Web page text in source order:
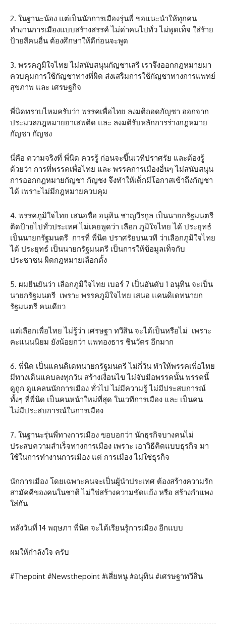
2. ในฐานะน้อง แต่เป็นนักการเมืองรุ่นพี่ ขอแนะนำให้ทุกคน
ทำงานการเมืองแบบสร้างสรรค์ ไม่ด่าคนไปทั่ว ไม่พูดเท็จ ใส่ร้าย
ป้ายสีคนอื่น ต้องศึกษาให้ดีก่อนจะพูด
3. พรรคภูมิใจไทย ไม่สนับสนุนกัญชาเสรี เราจึงออกกฎหมายมา
ควบคุมการใช้กัญชาทางที่ผิด ส่งเสริมการใช้กัญชาทางการแพทย์
สุขภาพ และ เศรษฐกิจ
พี่นิดทราบไหมครับว่า พรรคเพื่อไทย ลงมติถอดกัญชา ออกจาก
ประมวลกฎหมายยาเสพติด และ ลงมติรับหลักการร่างกฎหมาย
กัญชา กัญชง
นี่คือ ความจริงที่ พี่นิด ควรรู้ ก่อนจะขึ้นเวทีปราศรัย และต้องรู้
ด้วยว่า การที่พรรคเพื่อไทย และ พรรคการเมืองอื่นๆ ไม่สนับสนุน
การออกกฎหมายกัญชา กัญชง จึงทำให้เด็กมีโอกาสเข้าถึงกัญชา
ได้ เพราะไม่มีกฎหมายควบคุม
4. พรรคภูมิใจไทย เสนอชื่อ อนุทิน ชาญวีรกูล เป็นนายกรัฐมนตรี
ติดป้ายไปทั่วประเทศ ไม่เคยพูดว่า เลือก ภูมิใจไทย ได้ ประยุทธ์
เป็นนายกรัฐมนตรี การที่ พี่นิด ปราศรัยบนเวที ว่าเลือกภูมิใจไทย
ได้ ประยุทธ์ เป็นนายกรัฐมนตรี เป็นการให้ข้อมูลเท็จกับ
ประชาชน ผิดกฎหมายเลือกตั้ง
5. ผมยืนยันว่า เลือกภูมิใจไทย เบอร์ 7 เป็นอันดับ 1 อนุทิน จะเป็น
นายกรัฐมนตรี เพราะ พรรคภูมิใจไทย เสนอ แคนดิเดทนายก
รัฐมนตรี คนเดียว
แต่เลือกเพื่อไทย ไม่รู้ว่า เศรษฐา ทวีสิน จะได้เป็นหรือไม่ เพราะ
คะแนนนิยม ยังน้อยกว่า แพทองธาร ชินวัตร อีกมาก
6. พี่นิด เป็นแคนดิเดทนายกรัฐมนตรี ไม่กี่วัน ทำให้พรรคเพื่อไทย
มีทางเดินแคบลงทุกวัน สร้างเงื่อนไข ไม่จับมือพรรคนั้น พรรคนี้
ดูถูก ดูแคลนนักการเมือง ทั่วไป ไม่มีความรู้ ไม่มีประสบการณ์
ทั้งๆ ที่พี่นิด เป็นคนหน้าใหม่ที่สุด ในเวทีการเมือง และ เป็นคน
ไม่มีประสบการณ์ในการเมือง
7. ในฐานะรุ่นพี่ทางการเมือง ขอบอกว่า นักธุรกิจบางคนไม่
ประสบความสำเร็จทางการเมือง เพราะ เอาวิธีคิดแบบธุรกิจ มา
ใช้ในการทำงานการเมือง แต่ การเมือง ไม่ใช่ธุรกิจ
นักการเมือง โดยเฉพาะคนจะเป็นผู้นำประเทศ ต้องสร้างความรัก
สามัคคีของคนในชาติ ไม่ใช่สร้างความขัดแย้ง หรือ สร้างกำแพง
ใส่กัน
หลังวันที่ 14 พฤษภา พี่นิด จะได้เรียนรู้การเมือง อีกแบบ
ผมให้กำลังใจ ครับ
#Thepoint #Newsthepoint #เสี่ยหนู #อนุทิน #เศรษฐาทวีสิน